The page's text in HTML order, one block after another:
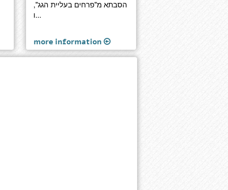
הסבתא מ"פרחים בעליית הגג",
ו...
more information